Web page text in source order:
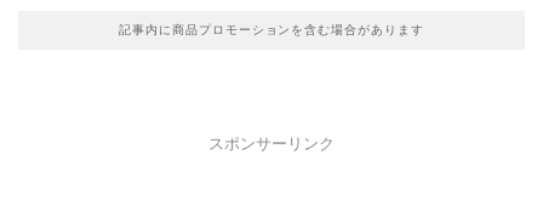
記事内に商品プロモーションを含む場合があります
スポンサーリンク